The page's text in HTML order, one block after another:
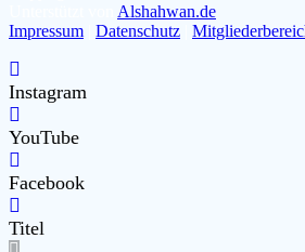
Alshahwan.de
Impressum
Datenschutz
Instagram
YouTube
Facebook
Titel